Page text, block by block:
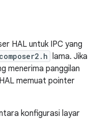
HAL untuk IPC yang
lama. Jika
menerima panggilan
memuat pointer
konfigurasi layar